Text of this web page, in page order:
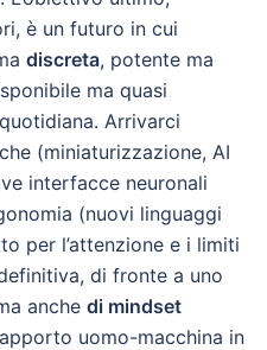
è un futuro in cui
discreta, potente ma
ma quasi
Arrivarci
(miniaturizzazione, AI
interfacce neuronali
(nuovi linguaggi
per l’attenzione e i limiti
di fronte a uno
anche di mindset
uomo-macchina in